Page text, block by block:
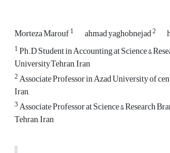
Morteza Marouf1 ahmad yaghobnejad2
1Ph.D Student in Accounting at Science &
University,Tehran, Iran
2Associate Professor in Azad University of
Iran,
3Associate Professor at Science & Research
Tehran, Iran